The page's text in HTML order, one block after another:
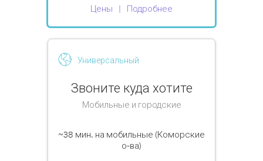
Цены Подробнее
Универсальный
Звоните куда хотите
Мобильные и городские
~38 мин. на мобильные (Коморские
о-ва)